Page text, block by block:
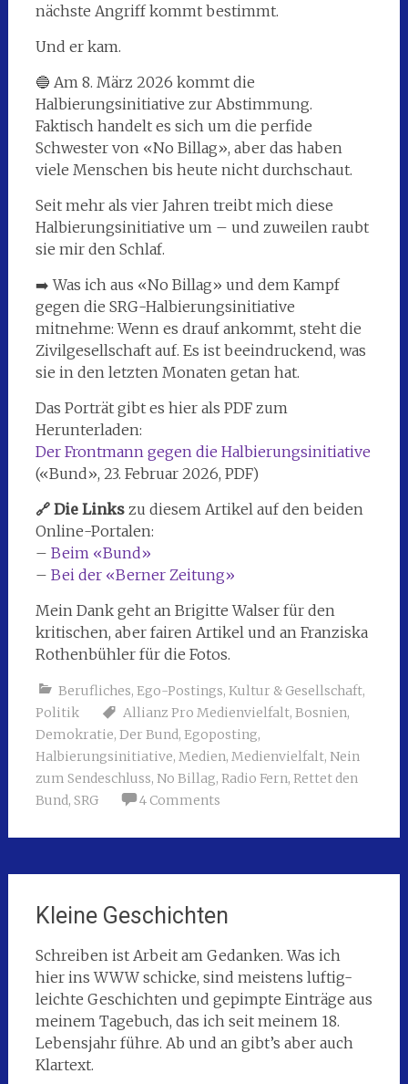
nächste Angriff kommt bestimmt.
Und er kam.
🔵 Am 8. März 2026 kommt die
Halbierungsinitiative zur Abstimmung.
Faktisch handelt es sich um die perfide
Schwester von «No Billag», aber das haben
viele Menschen bis heute nicht durchschaut.
Seit mehr als vier Jahren treibt mich diese
Halbierungsinitiative um – und zuweilen raubt
sie mir den Schlaf.
➡️ Was ich aus «No Billag» und dem Kampf
gegen die SRG-Halbierungsinitiative
mitnehme: Wenn es drauf ankommt, steht die
Zivilgesellschaft auf. Es ist beeindruckend, was
sie in den letzten Monaten getan hat.
Das Porträt gibt es hier als PDF zum
Herunterladen:
Der Frontmann gegen die Halbierungsinitiative
(«Bund», 23. Februar 2026, PDF)
🔗 Die Linkszu diesem Artikel auf den beiden
Online-Portalen:
– Beim «Bund»
– Bei der «Berner Zeitung»
Mein Dank geht an Brigitte Walser für den
kritischen, aber fairen Artikel und an Franziska
Rothenbühler für die Fotos.
Berufliches, Ego-Postings, Kultur & Gesellschaft,
Politik
Allianz Pro Medienvielfalt, Bosnien,
Demokratie, Der Bund, Egoposting,
Halbierungsinitiative, Medien, Medienvielfalt, Nein
zum Sendeschluss, No Billag, Radio Fern, Rettet den
Bund, SRG 4 Comments
Kleine Geschichten
Schreiben ist Arbeit am Gedanken. Was ich
hier ins WWW schicke, sind meistens luftig-
leichte Geschichten und gepimpte Einträge aus
meinem Tagebuch, das ich seit meinem 18.
Lebensjahr führe. Ab und an gibt’s aber auch
Klartext.